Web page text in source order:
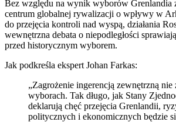
Bez względu na wynik wyborów Grenlandia
centrum globalnej rywalizacji o wpływy w
do przejęcia kontroli nad wyspą, działania
wewnętrzna debata o niepodległości
przed historycznym wyborem.
Jak podkreśla ekspert Johan Farkas:
„Zagrożenie ingerencją zewnętrzną
wyborach. Tak długo, jak Stany
deklarują chęć przejęcia Grenlandii,
politycznych i ekonomicznych będzie